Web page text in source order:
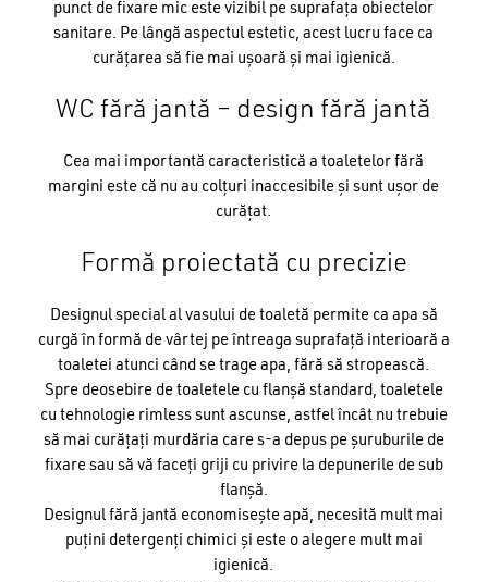
punct de fixare mic este vizibil pe suprafața obiectelor
sanitare. Pe lângă aspectul estetic, acest lucru face ca
curățarea să fie mai ușoară și mai igienică.
WC fără jantă – design fără jantă
Cea mai importantă caracteristică a toaletelor fără
margini este că nu au colțuri inaccesibile și sunt ușor de
curățat.
Formă proiectată cu precizie
Designul special al vasului de toaletă permite ca apa să
curgă în formă de vârtej pe întreaga suprafață interioară a
toaletei atunci când se trage apa, fără să stropească.
Spre deosebire de toaletele cu flanșă standard, toaletele
cu tehnologie rimless sunt ascunse, astfel încât nu trebuie
să mai curățați murdăria care s-a depus pe șuruburile de
fixare sau să vă faceți griji cu privire la depunerile de sub
flanșă.
Designul fără jantă economisește apă, necesită mult mai
puțini detergenți chimici și este o alegere mult mai
igienică.